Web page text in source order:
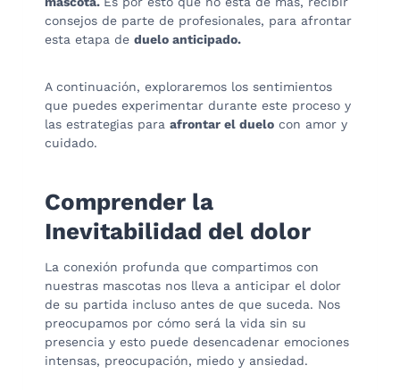
consejos de parte de profesionales, para afrontar
esta etapa de duelo anticipado.
A continuación, exploraremos los sentimientos
que puedes experimentar durante este proceso y
las estrategias para afrontar el duelo con amor y
cuidado.
Comprender la
Inevitabilidad del dolor
La conexión profunda que compartimos con
nuestras mascotas nos lleva a anticipar el dolor
de su partida incluso antes de que suceda. Nos
preocupamos por cómo será la vida sin su
presencia y esto puede desencadenar emociones
intensas, preocupación, miedo y ansiedad.